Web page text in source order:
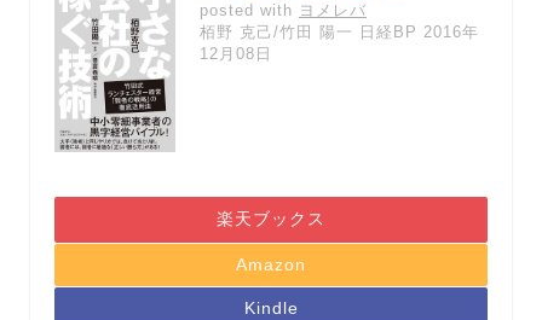
posted with ヨメレバ
栢野 克己/竹田 陽一 日経BP 2016年
12月08日
楽天ブックス
Amazon
Kindle